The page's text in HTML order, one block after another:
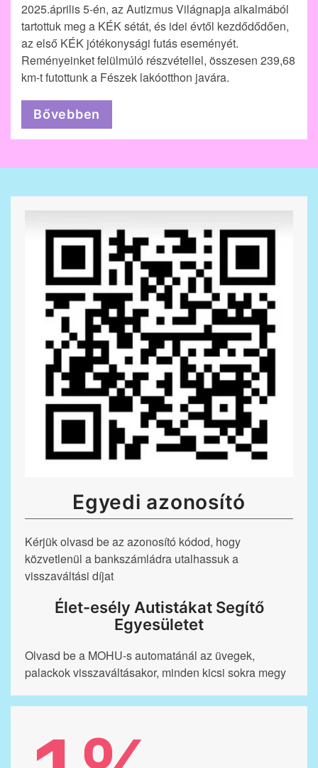
2025.április 5-én, az Autizmus Világnapja alkalmából
tartottuk meg a KÉK sétát, és idei évtől kezdődődően,
az első KÉK jótékonysági futás eseményét.
Reményeinket felülmúló részvétellel, összesen 239,68
km-t futottunk a Fészek lakóotthon javára.
Bővebben
Egyedi azonosító
Kérjük olvasd be az azonosító kódod, hogy
közvetlenül a bankszámládra utalhassuk a
visszaváltási díjat
Élet-esély Autistákat Segítő
Egyesületet
Olvasd be a MOHU-s automatánál az üvegek,
palackok visszaváltásakor, minden kicsi sokra megy